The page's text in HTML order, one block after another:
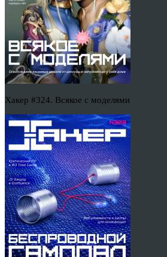
Хакер #324. Всякое с моделями